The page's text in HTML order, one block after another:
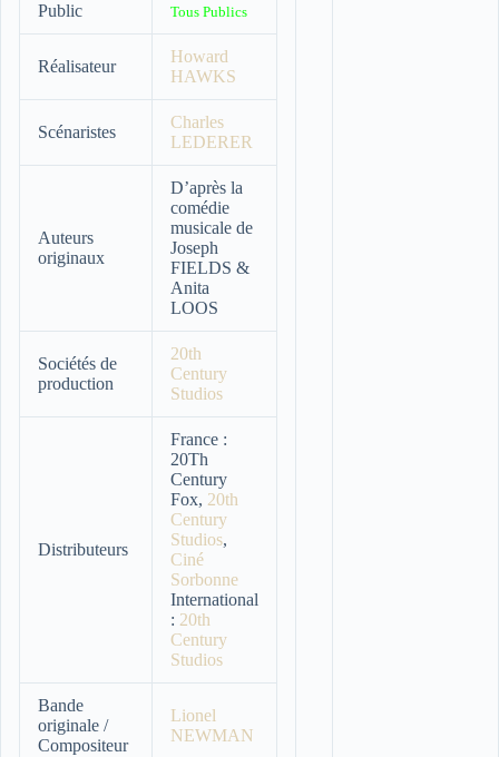
Public Tous Publics
Réalisateur
Howard
HAWKS
Scénaristes
Charles
LEDERER
Auteurs
originaux
D’après la
comédie
musicale de
Joseph
FIELDS &
Anita
LOOS
Sociétés de
production
20th
Century
Studios
Distributeurs
France :
20Th
Century
Fox, 20th
Century
Studios,
Ciné
Sorbonne
International
: 20th
Century
Studios
Bande
originale /
Compositeur
Lionel
NEWMAN